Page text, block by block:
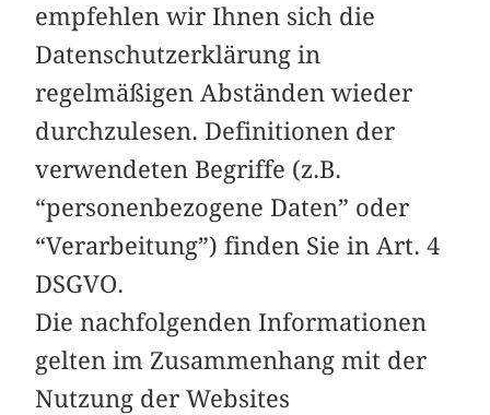
empfehlen wir Ihnen sich die
Datenschutzerklärung in
regelmäßigen Abständen wieder
durchzulesen. Definitionen der
verwendeten Begriffe (z.B.
“personenbezogene Daten” oder
“Verarbeitung”) finden Sie in Art. 4
DSGVO.
Die nachfolgenden Informationen
gelten im Zusammenhang mit der
Nutzung der Websites